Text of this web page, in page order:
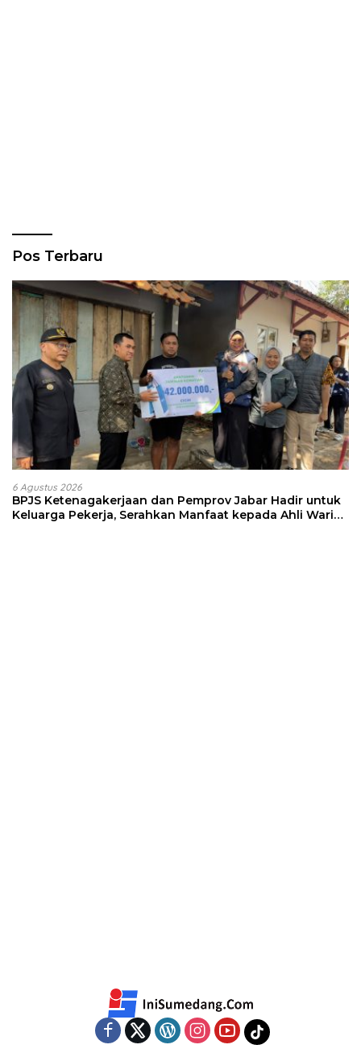
Pos Terbaru
6 Agustus 2026
BPJS Ketenagakerjaan dan Pemprov Jabar Hadir untuk
Keluarga Pekerja, Serahkan Manfaat kepada Ahli Waris